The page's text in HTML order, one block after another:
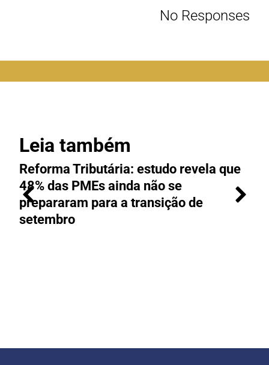
No Responses
Leia também
Reforma Tributária: estudo revela que
48% das PMEs ainda não se
prepararam para a transição de
setembro